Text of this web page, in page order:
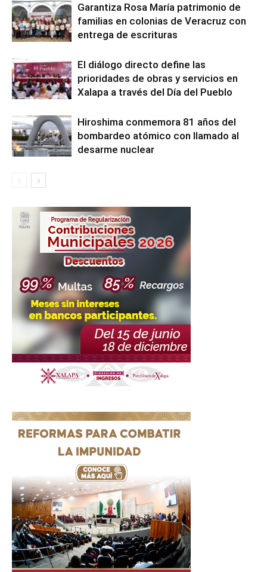
Garantiza Rosa María patrimonio de
familias en colonias de Veracruz con
entrega de escrituras
El diálogo directo define las
prioridades de obras y servicios en
Xalapa a través del Día del Pueblo
Hiroshima conmemora 81 años del
bombardeo atómico con llamado al
desarme nuclear